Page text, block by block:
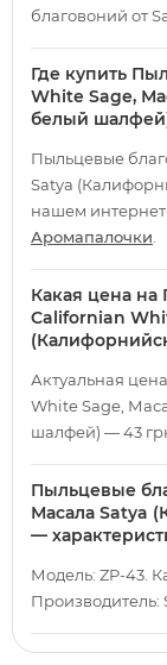
благовоний от
Где купить
White Sage,
белый
Пыльцевые
Satya
нашем
Аромапалочки
Какая цена
Californian
Актуальная
White Sage,
шалфей) — 43
Пыльцевые
Масала Satya
—
Модель: ZP-43.
Производитель: